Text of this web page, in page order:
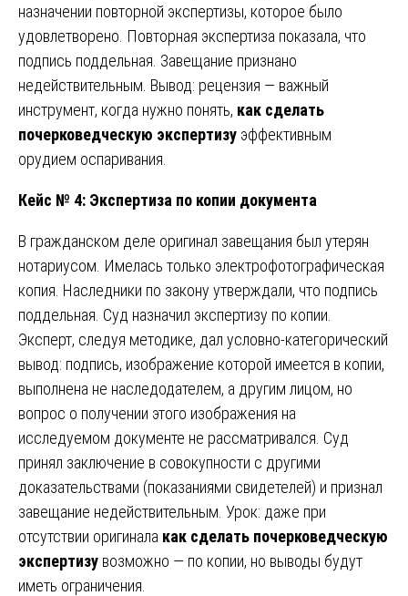
назначении повторной экспертизы, которое было
удовлетворено. Повторная экспертиза показала, что
подпись поддельная. Завещание признано
недействительным. Вывод: рецензия — важный
инструмент, когда нужно понять, как сделать
почерковедческую экспертизу эффективным
орудием оспаривания.
Кейс № 4: Экспертиза по копии документа
В гражданском деле оригинал завещания был утерян
нотариусом. Имелась только электрофотографическая
копия. Наследники по закону утверждали, что подпись
поддельная. Суд назначил экспертизу по копии.
Эксперт, следуя методике, дал условно-категорический
вывод: подпись, изображение которой имеется в копии,
выполнена не наследодателем, а другим лицом, но
вопрос о получении этого изображения на
исследуемом документе не рассматривался. Суд
принял заключение в совокупности с другими
доказательствами (показаниями свидетелей) и признал
завещание недействительным. Урок: даже при
отсутствии оригинала как сделать почерковедческую
экспертизу возможно — по копии, но выводы будут
иметь ограничения.